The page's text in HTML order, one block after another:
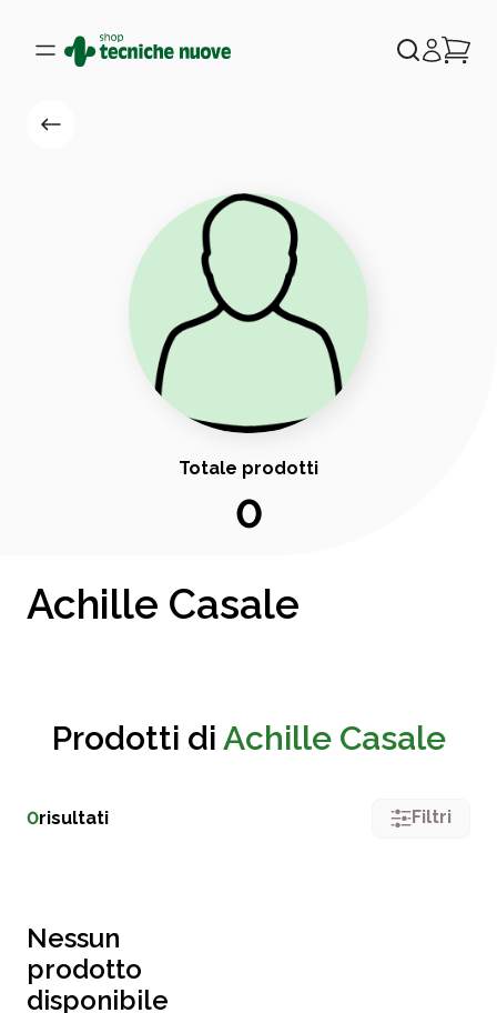
Totale prodotti
0
Achille Casale
Prodotti di Achille Casale
0risultati Filtri
Nessun
prodotto
disponibile